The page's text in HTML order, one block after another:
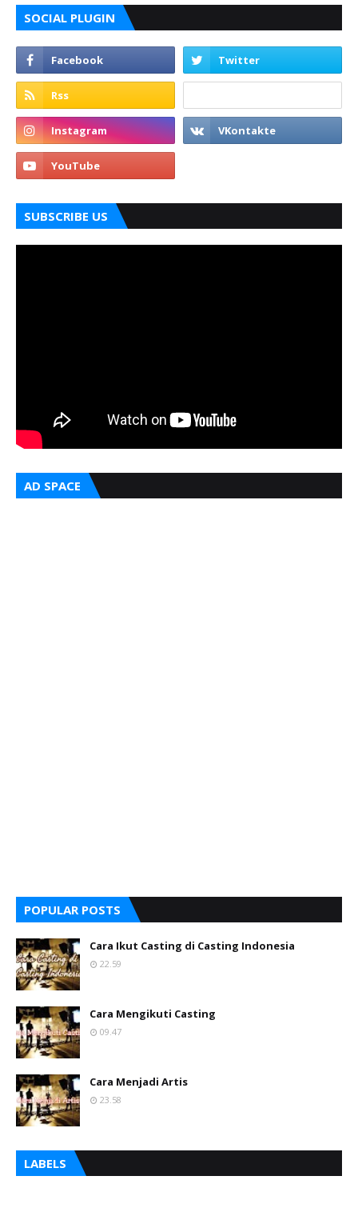
SOCIAL PLUGIN
SUBSCRIBE US
AD SPACE
POPULAR POSTS
Cara Ikut Casting di Casting Indonesia
22.59
Cara Mengikuti Casting
09.47
Cara Menjadi Artis
23.58
LABELS